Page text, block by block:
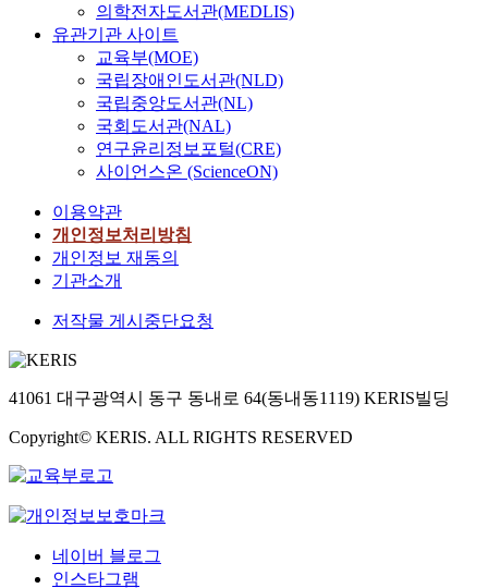
의학전자도서관(MEDLIS)
유관기관 사이트
교육부(MOE)
국립장애인도서관(NLD)
국립중앙도서관(NL)
국회도서관(NAL)
연구윤리정보포털(CRE)
사이언스온 (ScienceON)
이용약관
개인정보처리방침
개인정보 재동의
기관소개
저작물 게시중단요청
41061 대구광역시 동구 동내로 64(동내동1119) KERIS빌딩
Copyright© KERIS. ALL RIGHTS RESERVED
네이버 블로그
인스타그램